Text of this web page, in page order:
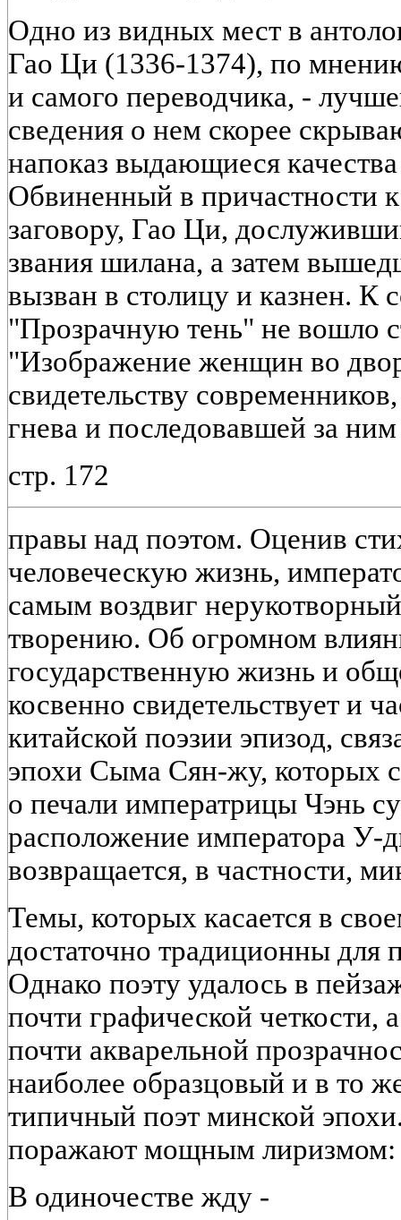
Одно из видных мест в
Гао Ци (1336-1374), по
и самого переводчика, -
сведения о нем скорее
напоказ выдающиеся
Обвиненный в причастности
заговору, Гао Ци,
звания шилана, а затем
вызван в столицу и казнен. К
"Прозрачную тень" не вошло
"Изображение женщин во
свидетельству
гнева и последовавшей за
стр. 172
правы над поэтом. Оценив
человеческую жизнь,
самым воздвиг
творению. Об огромном
государственную жизнь и
косвенно свидетельствует и
китайской поэзии эпизод,
эпохи Сыма Сян-жу, которых
о печали императрицы Чэнь
расположение императора У-
возвращается, в частности,
Темы, которых касается в
достаточно традиционны для
Однако поэту удалось в
почти графической четкости,
почти акварельной
наиболее образцовый и в то
типичный поэт минской
поражают мощным лиризмом:
В одиночестве жду -